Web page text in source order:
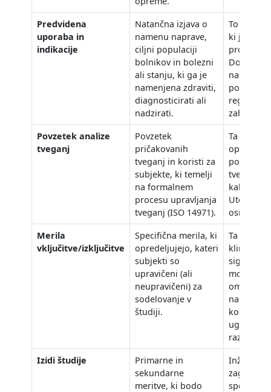
Predvidena
uporaba in
indikacije
Natančna izjava o
namenu naprave,
ciljni populaciji
bolnikov in bolezni
ali stanju, ki ga je
namenjena zdraviti,
diagnosticirati ali
nadzirati.
To je
ki jo
Določa
naprave
zahteve.
Povzetek analize
tveganj
Povzetek
pričakovanih
tveganj in koristi za
subjekte, ki temelji
na formalnem
procesu upravljanja
tveganj (ISO 14971).
Ta
opira na
poročila
tveganj
osnovo
Merila
vključitve/izključitve
Specifična merila, ki
opredeljujejo, kateri
subjekti so
upravičeni (ali
neupravičeni) za
sodelovanje v
študiji.
Ta merila
kliničnim
močno
omejitev
naprave
razvojem.
Izidi študije
Primarne in
sekundarne
meritve, ki bodo
zagotovijo